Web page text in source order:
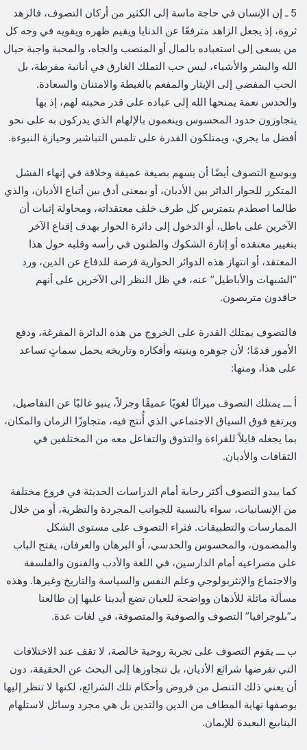
5 ـ إن الإنسان في حاجة ماسة إلى الكثير من أركان التصوف، فالزهد
ثروة، إذ يجعل الزاهد مترفعًا عن الدنايا ويقيم ظهره ويقويه في وجه كل
من يسعى إلى استعباده بالمال أو المنصب والجاه، والمحبة واجبة حيال
الله والبشر والأشياء، ليس حب التملك الغارق في أنانية مفرطة، بل
الحب المفضي إلى الإيثار والمفعم بالغبطة والامتنان والسعادة.
والحدس نعمة يمنحها الله إلى عباده على قدر محبته لهم، إذ بها
يتجاوزون حدود المحسوس وينعمون بالإلهام الذي يدركون به على نحو
أفضل ما يجري، ويمتلكون القدرة على تلمس التباشير وحيازة النبوءة.
وبوسع التصوف أيضًا أن يسهم بصيغة عميقة وخلاقة في إنهاء الفشل
المتكرر للحوار الدائر بين الأديان، أو بمعنى أدق بين أتباع الأديان، والذي
طالما اصطدم بتمترس كل طرف خلف معتقداته، ومحاولة إثبات أن
الآخرين على باطل، أو الدخول إلى دائرة الحوار بهدف إقناع الآخر
بتغيير معتقده أو إثارة الشكوك والظنون في رأسه وقلبه حول هذا
المعتقد، أو انتهاز هذه الدوائر الحوارية فرصة للدفاع عن الدين، ورد
“الشبهات والأباطيل” عنه، في ظل النظر إلى الآخرين على أنهم
حاقدون متربصون.
فالتصوف يمتلك القدرة على الخروج من هذه الدائرة المفرغة، ودفع
الأمور قدمًا؛ لأن جوهره وبنيته وأفكاره وتاريخه يحمل سماتٍ تساعد
على هذا، ومنها:
أ ـــ يمتلك التصوف ميراثًا لغويًا عميقًا وجزلاً، ينبو غالبًا عن التفاصيل،
ويرتفع فوق السياق الاجتماعي الذي أُنتج فيه، متجاوزًا الزمان والمكان،
بما يجعله قابلاً للقراءة والتذوق والتفاعل معه من المختلفين في
الثقافات والأديان.
كما يبدو التصوف أكثر رحابة أمام الدراسات الحديثة في فروع مختلفة
من الإنسانيات، سواء بالنسبة للجوانب المجردة والنظرية، أو من خلال
الممارسات والتطبيقات. فثراء التصوف على مستوى الشكل
والمضمون، والمحسوس والحدسي، أو البرهان والعرفان، يفتح الباب
على مصراعيه أمام الدارسين، في اللغة والأدب والفنون والفلسفة
والاجتماع والإنثربولوجي وعلم النفس والسياسة والتاريخ وغيرها. وهذه
مسألة ماثلة للأذهان وواضحة للعيان نضع أيدينا عليها إن طالعنا
بـ”بلوجرافيا” التصوف والصوفية والمتصوفة، في لغات عدة.
ب ـــ يقوم التصوف على تجربة روحية خالصة، لا تقف عند الاختلافات
التي تفرضها شرائع الأديان، بل تتجاوزها إلى البحث عن الحقيقة، دون
أن يعني ذلك التنصل من فروض وأحكام تلك الشرائع، لكنها لا تنظر إليها
بوصفها نهاية المطاف من الدين والتدين بل هي مجرد وسائل لاستلهام
الينابيع البعيدة للإيمان.